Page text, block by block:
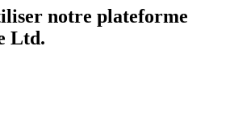
notre plateforme
Ltd.